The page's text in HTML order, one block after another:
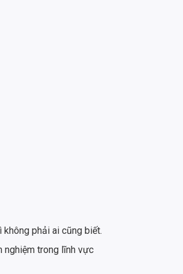
phải ai cũng biết.
nghiệm trong lĩnh vực